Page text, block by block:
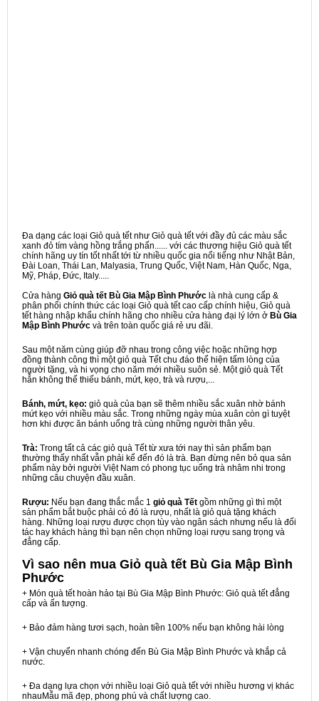
Đa dạng các loại Giỏ quà tết như Giỏ quà tết với đầy đủ các màu sắc
xanh đỏ tím vàng hồng trắng phấn...... với các thương hiệu Giỏ quà tết
chính hãng uy tín tốt nhất tới từ nhiều quốc gia nổi tiếng như Nhật Bản,
Đài Loan, Thái Lan, Malyasia, Trung Quốc, Việt Nam, Hàn Quốc, Nga,
Mỹ, Pháp, Đức, Italy.....
Cửa hàng Giỏ quà tết Bù Gia Mập Bình Phước là nhà cung cấp &
phân phối chính thức các loại Giỏ quà tết cao cấp chính hiệu, Giỏ quà
tết hàng nhập khẩu chính hãng cho nhiều cửa hàng đại lý lớn ở Bù Gia
Mập Bình Phước và trên toàn quốc giá rẻ ưu đãi.
Sau một năm cùng giúp đỡ nhau trong công việc hoặc những hợp
đồng thành công thì một giỏ quà Tết chu đáo thể hiện tấm lòng của
người tặng, và hi vọng cho năm mới nhiều suôn sẻ. Một giỏ quà Tết
hẳn không thể thiếu bánh, mứt, kẹo, trà và rượu,...
Bánh, mứt, kẹo: giỏ quà của bạn sẽ thêm nhiều sắc xuân nhờ bánh
mứt kẹo với nhiều màu sắc. Trong những ngày mùa xuân còn gì tuyệt
hơn khi được ăn bánh uống trà cùng những người thân yêu.
Trà: Trong tất cả các giỏ quà Tết từ xưa tới nay thì sản phẩm bạn
thường thấy nhất vẫn phải kể đến đó là trà. Bạn đừng nên bỏ qua sản
phẩm này bởi người Việt Nam có phong tục uống trà nhâm nhi trong
những câu chuyện đầu xuân.
Rượu: Nếu bạn đang thắc mắc 1 giỏ quà Tết gồm những gì thì một
sản phẩm bắt buộc phải có đó là rượu, nhất là giỏ quà tặng khách
hàng. Những loại rượu được chọn tùy vào ngân sách nhưng nếu là đối
tác hay khách hàng thì bạn nên chọn những loại rượu sang trọng và
đẳng cấp.
Vì sao nên mua Giỏ quà tết Bù Gia Mập Bình
Phước
+ Món quà tết hoàn hảo tại Bù Gia Mập Bình Phước: Giỏ quà tết đẳng
cấp và ấn tượng.
+ Bảo đảm hàng tươi sạch, hoàn tiền 100% nếu bạn không hài lòng
+ Vận chuyển nhanh chóng đến Bù Gia Mập Bình Phước và khắp cả
nước.
+ Đa dạng lựa chọn với nhiều loại Giỏ quà tết với nhiều hương vị khác
nhauMẫu mã đẹp, phong phú và chất lượng cao.